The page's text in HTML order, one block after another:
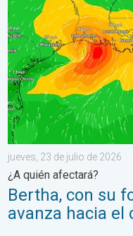
jueves, 23 de julio de 2026
¿A quién afectará?
Bertha, con su
avanza hacia el